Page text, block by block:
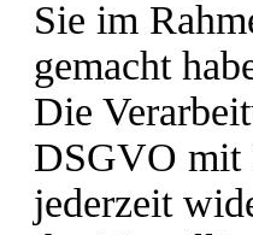
Sie im
gemacht
Die
DSGVO mit
jederzeit